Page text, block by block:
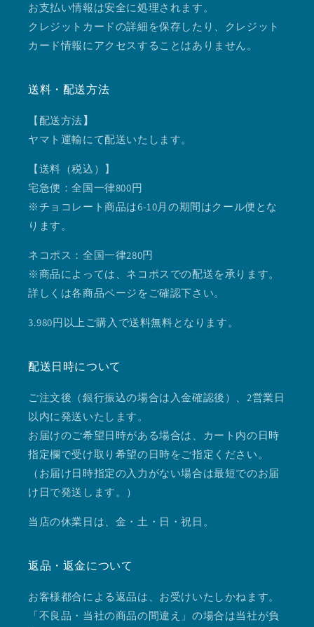
お支払い情報は安全に処理されます。
クレジットカードの詳細を保存したり、クレジット
カード情報にアクセスすることはありません。
送料・配送方法
【配送方法】
ヤマト運輸にて配送いたします。
【送料（税込）】
宅急便：全国一律800円
※チョコレート商品は6-10月の期間はクール便とな
ります。
ネコポス：全国一律280円
※商品によっては、ネコポスでの配送を承ります。
詳しくは各商品ページをご確認下さい。
3.980円以上ご購入で送料無料となります。
配送日時について
ご注文後（銀行振込の場合は入金確認後）、2営業日
以内に発送いたします。
お届けのご希望日時がある場合は、カート内の日時
指定欄で受け取り希望の日時をご指定ください。
（お届け日時指定の入力がない場合は最短でのお届
け日で発送します。）
当店の休業日は、金・土・日・祝日。
返品・返金について
お客様都合による返品は、お受けいたしかねます。
「不良品・当社の商品の間違え」の場合は当社が負